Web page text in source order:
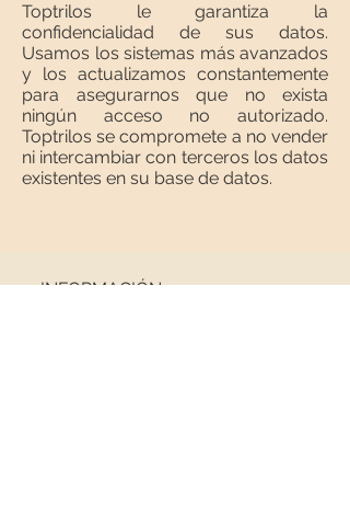
Toptrilos le garantiza la
confidencialidad de sus datos.
Usamos los sistemas más avanzados
y los actualizamos constantemente
para asegurarnos que no exista
ningún acceso no autorizado.
Toptrilos se compromete a no vender
ni intercambiar con terceros los datos
existentes en su base de datos.
INFORMACIÓN